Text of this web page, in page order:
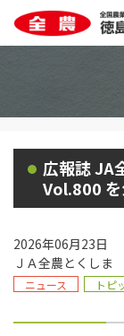
広報誌 JA
Vol.800
2026年06月23日
ＪＡ全農とくしま
ニュース トピ